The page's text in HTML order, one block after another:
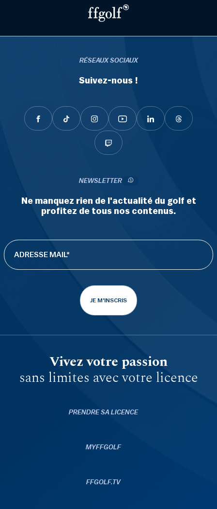
RÉSEAUX SOCIAUX
Suivez-nous !
NEWSLETTER
Ne manquez rien de l'actualité du golf et
profitez de tous nos contenus.
JE M'INSCRIS
Vivez votre passion
sans limites avec votre licence
PRENDRE SA LICENCE
MYFFGOLF
FFGOLF.TV